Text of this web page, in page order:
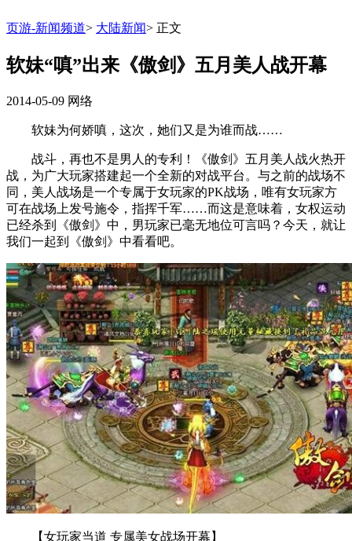
页游-新闻频道> 大陆新闻> 正文
软妹“嗔”出来《傲剑》五月美人战开幕
2014-05-09 网络
软妹为何娇嗔，这次，她们又是为谁而战……
战斗，再也不是男人的专利！《傲剑》五月美人战火热开
战，为广大玩家搭建起一个全新的对战平台。与之前的战场不
同，美人战场是一个专属于女玩家的PK战场，唯有女玩家方
可在战场上发号施令，指挥千军……而这是意味着，女权运动
已经杀到《傲剑》中，男玩家已毫无地位可言吗？今天，就让
我们一起到《傲剑》中看看吧。
【女玩家当道 专属美女战场开幕】